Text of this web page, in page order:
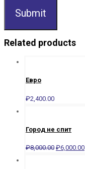
Related products
Евро
₽2,400.00
Город не спит
₽8,000.00 ₽6,000.00